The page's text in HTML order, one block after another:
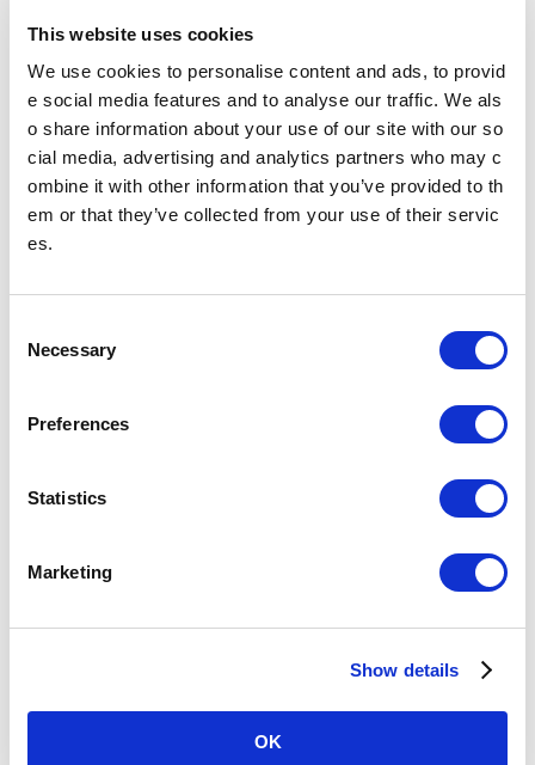
This website uses cookies
We use cookies to personalise content and ads, to provid
e social media features and to analyse our traffic. We als
o share information about your use of our site with our so
cial media, advertising and analytics partners who may c
ombine it with other information that you’ve provided to th
em or that they’ve collected from your use of their servic
es.
Necessary
Preferences
Statistics
Marketing
Show details
OK
実際のコインロッカーの仕様は写真とは異なる可能性がありま